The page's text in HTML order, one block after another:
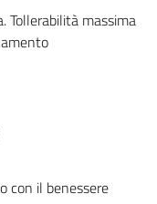
Tollerabilità massima
con il benessere